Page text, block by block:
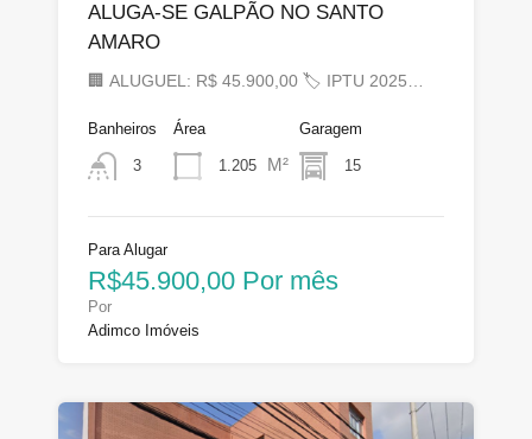
ALUGA-SE GALPÃO NO SANTO
AMARO
🏢 ALUGUEL: R$ 45.900,00 🏷 IPTU 2025…
Banheiros
3
Área
1.205 M²
Garagem
15
Para Alugar
R$45.900,00 Por mês
Por
Adimco Imóveis